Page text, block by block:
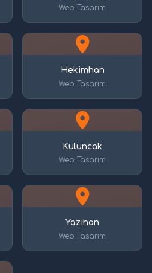
Web Tasarım
Hekimhan
Web Tasarım
Kuluncak
Web Tasarım
Yazıhan
Web Tasarım